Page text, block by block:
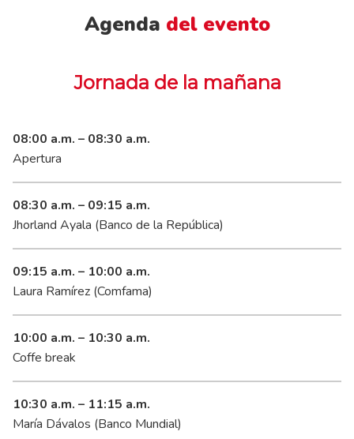
Agenda del evento
Jornada de la mañana
08:00 a.m. – 08:30 a.m.
Apertura
08:30 a.m. – 09:15 a.m.
Jhorland Ayala (Banco de la República)
09:15 a.m. – 10:00 a.m.
Laura Ramírez (Comfama)
10:00 a.m. – 10:30 a.m.
Coffe break
10:30 a.m. – 11:15 a.m.
María Dávalos (Banco Mundial)